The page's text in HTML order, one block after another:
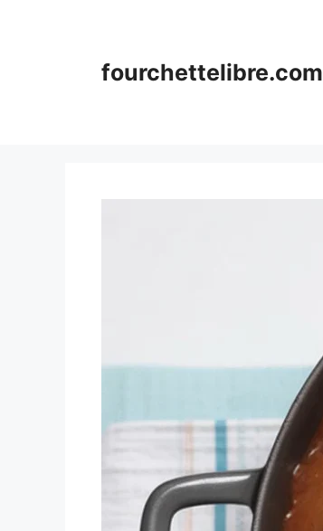
fourchettelibre.com